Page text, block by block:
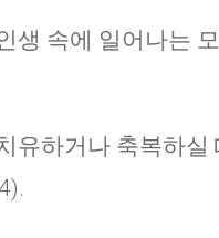
생 속에 일어나는
유하거나 축복하